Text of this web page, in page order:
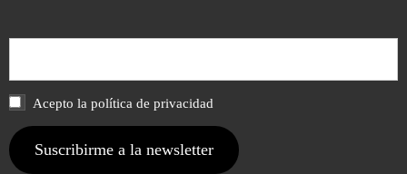
Acepto la política de privacidad